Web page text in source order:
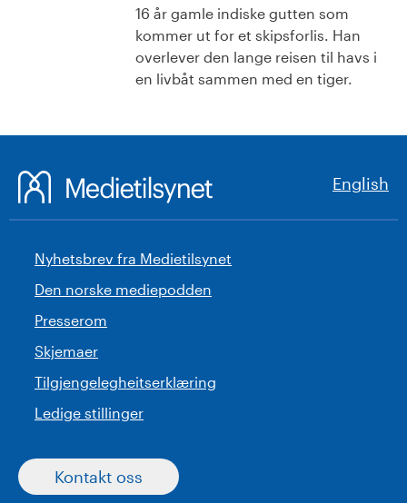
16 år gamle indiske gutten som
kommer ut for et skipsforlis. Han
overlever den lange reisen til havs i
en livbåt sammen med en tiger.
English
Nyhetsbrev fra Medietilsynet
Den norske mediepodden
Presserom
Skjemaer
Tilgjengelegheitserklæring
Ledige stillinger
Kontakt oss